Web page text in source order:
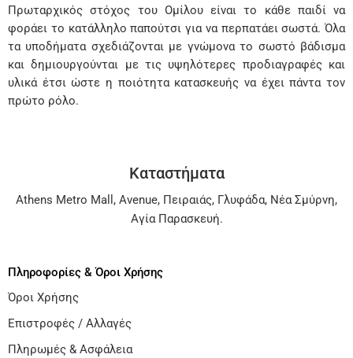
Πρωταρχικός στόχος του Ομίλου είναι το κάθε παιδί να
φοράει το κατάλληλο παπούτσι για να περπατάει σωστά. Όλα
τα υποδήματα σχεδιάζονται με γνώμονα το σωστό βάδισμα
και δημιουργούνται με τις υψηλότερες προδιαγραφές και
υλικά έτσι ώστε η ποιότητα κατασκευής να έχει πάντα τον
πρώτο ρόλο.
Καταστήματα
Athens Metro Mall , Avenue, Πειραιάς, Γλυφάδα, Νέα Σμύρνη,
Αγία Παρασκευή.
Πληροφορίες & Όροι Χρήσης
Όροι Χρήσης
Επιστροφές / Αλλαγές
Πληρωμές & Ασφάλεια